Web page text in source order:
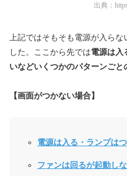
出典：
上記ではそもそも電源が入ら
した。ここから先では電源は入
いなどいくつかのパターンごと
【画面がつかない場合】
電源は入る・ランプは
ファンは回るが起動し